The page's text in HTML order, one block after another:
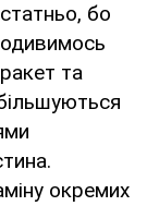
бо
та
окремих